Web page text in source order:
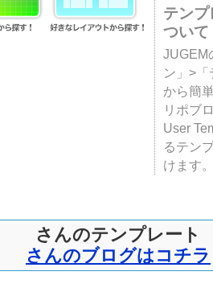
テン
ついて
JUGEM
ン」>
から簡
リポブ
User
るテン
けます
さんのテンプレート
さんのブログはコチラ